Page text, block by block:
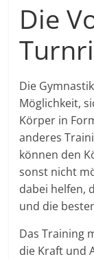
Die
Die
Möglichkeit,
Körper in
anderes
können den
sonst nicht
dabei helfen,
und die
Das Training
die Kraft und